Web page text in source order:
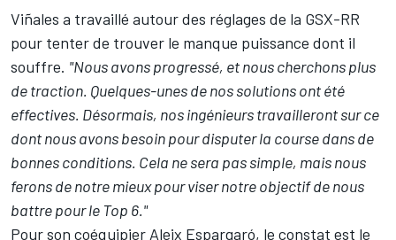
Viñales a travaillé autour des réglages de la GSX-RR
pour tenter de trouver le manque puissance dont il
souffre. "Nous avons progressé, et nous cherchons plus
de traction. Quelques-unes de nos solutions ont été
effectives. Désormais, nos ingénieurs travailleront sur ce
dont nous avons besoin pour disputer la course dans de
bonnes conditions. Cela ne sera pas simple, mais nous
ferons de notre mieux pour viser notre objectif de nous
battre pour le Top 6."
Pour son coéquipier Aleix Espargaró, le constat est le